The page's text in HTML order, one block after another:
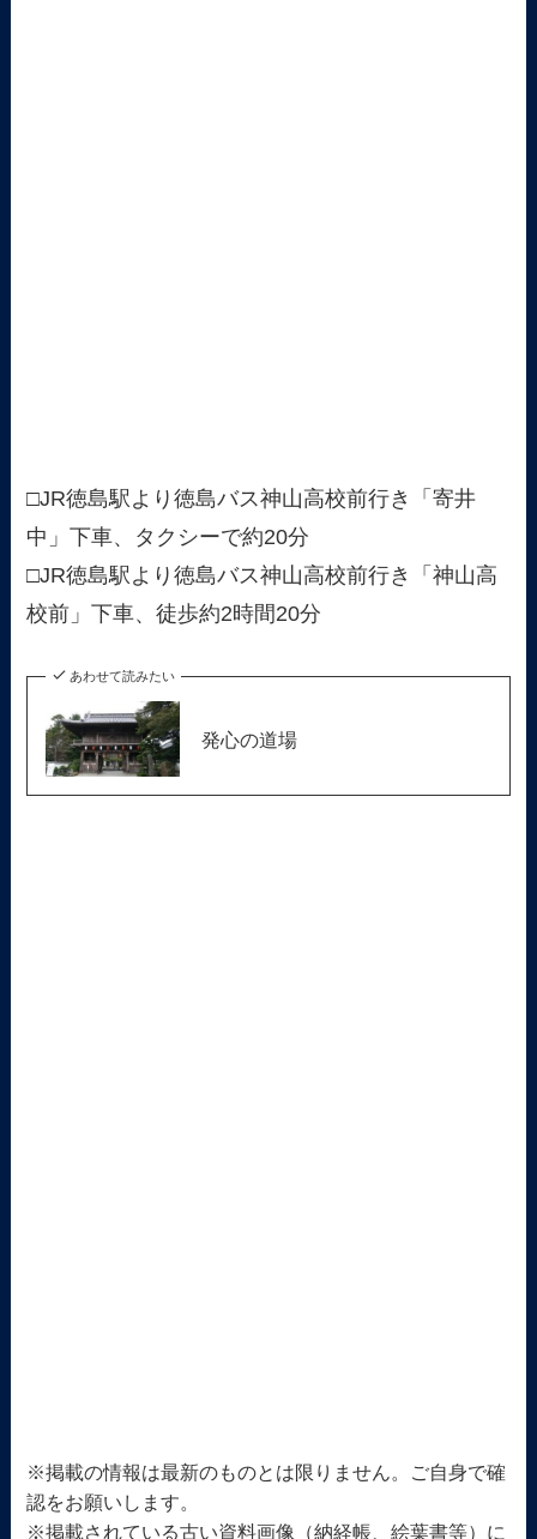
□JR徳島駅より徳島バス神山高校前行き「寄井
中」下車、タクシーで約20分
□JR徳島駅より徳島バス神山高校前行き「神山高
校前」下車、徒歩約2時間20分
あわせて読みたい
発心の道場
※掲載の情報は最新のものとは限りません。ご自身で確
認をお願いします。
※掲載されている古い資料画像（納経帳、絵葉書等）に